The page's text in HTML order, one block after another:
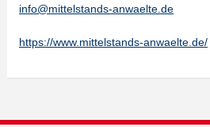
info@mittelstands-anwaelte.de
https://www.mittelstands-anwaelte.de/